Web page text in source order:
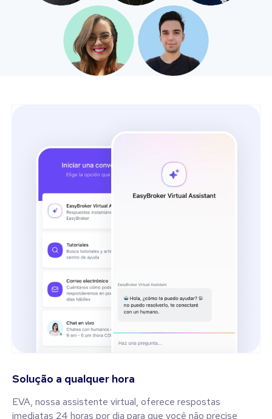
Solução a qualquer hora
EVA, nossa assistente virtual, oferece respostas
imediatas 24 horas por dia para que você não precise